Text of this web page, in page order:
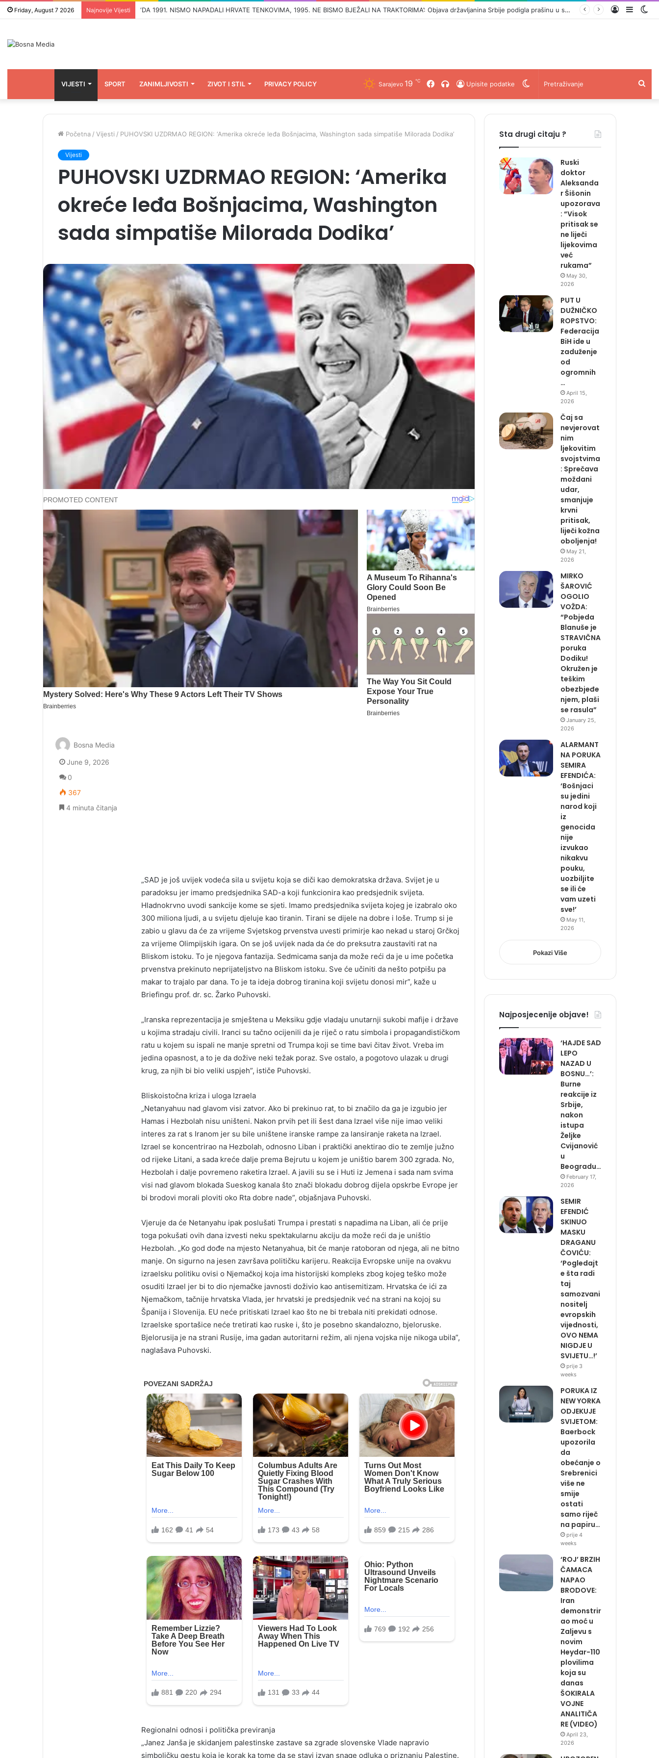
Friday, August 7 2026 Najnovije Vijesti ‘DA 1991. NISMO NAPADALI HRVATE TENKOVIMA, 1995. NE BISMO BJEŽALI NA TRAKTORIMA’: Objava državljanina Srbije podigla prašinu u susjedstvu Prijava
VIJESTI SPORT ZANIMLJIVOSTI ZIVOT I STIL PRIVACY POLICY Switch
skin
Upisite podatke
Radio
Uživo
Facebook
Sarajevo 19 ℃
Početna / Vijesti / PUHOVSKI UZDRMAO REGION: ‘Amerika okreće leđa Bošnjacima, Washington sada simpatiše Milorada Dodika’
Vijesti
PUHOVSKI UZDRMAO REGION: ‘Amerika
okreće leđa Bošnjacima, Washington
sada simpatiše Milorada Dodika’
„SAD je još uvijek vodeća sila u svijetu koja se diči kao demokratska država. Svijet je u
paradoksu jer imamo predsjednika SAD-a koji funkcionira kao predsjednik svijeta.
Hladnokrvno uvodi sankcije kome se sjeti. Imamo predsjednika svijeta kojeg je izabralo oko
300 miliona ljudi, a u svijetu djeluje kao tiranin. Tirani se dijele na dobre i loše. Trump si je
zabio u glavu da će za vrijeme Svjetskog prvenstva uvesti primirje kao nekad u staroj Grčkoj
za vrijeme Olimpijskih igara. On se još uvijek nada da će do preksutra zaustaviti rat na
Bliskom istoku. To je njegova fantazija. Sedmicama sanja da može reći da je u ime početka
prvenstva prekinuto neprijateljstvo na Bliskom istoku. Sve će učiniti da nešto potpišu pa
makar to trajalo par dana. To je ta ideja dobrog tiranina koji svijetu donosi mir”, kaže u
Briefingu prof. dr. sc. Žarko Puhovski.
„Iranska reprezentacija je smještena u Meksiku gdje vladaju unutarnji sukobi mafije i države
u kojima stradaju civili. Iranci su tačno ocijenili da je riječ o ratu simbola i propagandističkom
ratu u kojem su ispali ne manje spretni od Trumpa koji se time bavi čitav život. Vreba im
jedina opasnost, a to je da dožive neki težak poraz. Sve ostalo, a pogotovo ulazak u drugi
krug, za njih bi bio veliki uspjeh”, ističe Puhovski.
Bliskoistočna kriza i uloga Izraela
„Netanyahuu nad glavom visi zatvor. Ako bi prekinuo rat, to bi značilo da ga je izgubio jer
Hamas i Hezbolah nisu uništeni. Nakon prvih pet ili šest dana Izrael više nije imao veliki
interes za rat s Iranom jer su bile uništene iranske rampe za lansiranje raketa na Izrael.
Izrael se koncentrirao na Hezbolah, odnosno Liban i praktički anektirao dio te zemlje južno
od rijeke Litani, a sada kreće dalje prema Bejrutu u kojem je uništio barem 300 zgrada. No,
Hezbolah i dalje povremeno raketira Izrael. A javili su se i Huti iz Jemena i sada nam svima
visi nad glavom blokada Sueskog kanala što znači blokadu dobrog dijela opskrbe Evrope jer
bi brodovi morali ploviti oko Rta dobre nade”, objašnjava Puhovski.
Vjeruje da će Netanyahu ipak poslušati Trumpa i prestati s napadima na Liban, ali će prije
toga pokušati ovih dana izvesti neku spektakularnu akciju da može reći da je uništio
Hezbolah. „Ko god dođe na mjesto Netanyahua, bit će manje ratoboran od njega, ali ne bitno
manje. On sigurno na jesen završava političku karijeru. Reakcija Evropske unije na ovakvu
izraelsku politiku ovisi o Njemačkoj koja ima historijski kompleks zbog kojeg teško može
osuditi Izrael jer bi to dio njemačke javnosti doživio kao antisemitizam. Hrvatska će ići za
Njemačkom, tačnije hrvatska Vlada, jer hrvatski je predsjednik već na strani na kojoj su
Španija i Slovenija. EU neće pritiskati Izrael kao što ne bi trebala niti prekidati odnose.
Izraelske sportašice neće tretirati kao ruske i, što je posebno skandalozno, bjeloruske.
Bjelorusija je na strani Rusije, ima gadan autoritarni režim, ali njena vojska nije nikoga ubila”,
naglašava Puhovski.
Regionalni odnosi i politička previranja
„Janez Janša je skidanjem palestinske zastave sa zgrade slovenske Vlade napravio
simboličku gestu koja je korak ka tome da se stavi izvan snage odluka o priznanju Palestine.
Bosna Media
June 9, 2026
0
367
4 minuta čitanja
Sta drugi citaju ?
Ruski
doktor
Aleksanda
r Šišonin
upozorava
: “Visok
pritisak se
ne liječi
lijekovima
već
rukama”
May 30,
2026
PUT U
DUŽNIČKO
ROPSTVO:
Federacija
BiH ide u
zaduženje
od
ogromnih
…
April 15,
2026
Čaj sa
nevjerovat
nim
ljekovitim
svojstvima
: Sprečava
moždani
udar,
smanjuje
krvni
pritisak,
liječi kožna
oboljenja!
May 21,
2026
MIRKO
ŠAROVIĆ
OGOLIO
VOŽDA:
“Pobjeda
Blanuše je
STRAVIČNA
poruka
Dodiku!
Okružen je
teškim
obezbjeđe
njem, plaši
se rasula”
January 25,
2026
ALARMANT
NA PORUKA
SEMIRA
EFENDIĆA:
‘Bošnjaci
su jedini
narod koji
iz
genocida
nije
izvukao
nikakvu
pouku,
uozbiljite
se ili će
vam uzeti
sve!’
May 11,
2026
Pokazi Više
Najposjecenije objave!
‘HAJDE SAD
LEPO
NAZAD U
BOSNU…’:
Burne
reakcije iz
Srbije,
nakon
istupa
Željke
Cvijanović
u
Beogradu…
February 17,
2026
SEMIR
EFENDIĆ
SKINUO
MASKU
DRAGANU
ČOVIĆU:
‘Pogledajt
e šta radi
taj
samozvani
nositelj
evropskih
vijednosti,
OVO NEMA
NIGDJE U
SVIJETU…!’
prije 3
weeks
PORUKA IZ
NEW YORKA
ODJEKUJE
SVIJETOM:
Baerbock
upozorila
da
obećanje o
Srebrenici
više ne
smije
ostati
samo riječ
na papiru…
prije 4
weeks
‘ROJ’ BRZIH
ČAMACA
NAPAO
BRODOVE:
Iran
demonstrir
ao moć u
Zaljevu s
novim
Heydar-110
plovilima
koja su
danas
ŠOKIRALA
VOJNE
ANALITIČA
RE (VIDEO)
April 23,
2026